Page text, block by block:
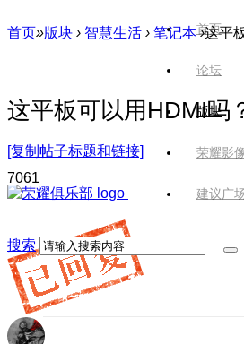
首页
论坛
版块
荣耀影像
建议广
搜索
首页»版块 › 智慧生活 › 笔记本 ›这平
这平板可以用HDMI吗
[复制帖子标题和链接]
7061